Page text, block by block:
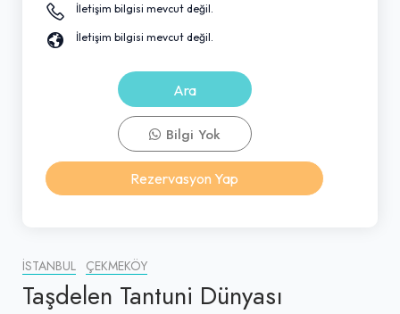
İSTANBUL ÇEKMEKÖY
Taşdelen Tantuni Dünyası
İletişim bilgisi mevcut değil.
İletişim bilgisi mevcut değil.
Ara
Bilgi Yok
Rezervasyon Yap